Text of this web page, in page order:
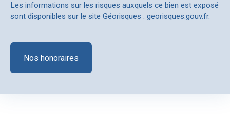
Les informations sur les risques auxquels ce bien est exposé
sont disponibles sur le site Géorisques : georisques.gouv.fr.
Nos honoraires